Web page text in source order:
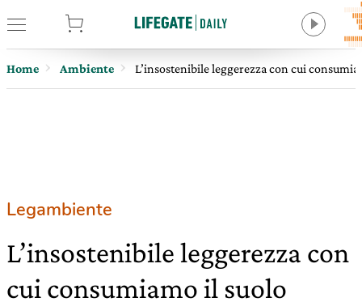
Home Ambiente L’insostenibile leggerezza con cui
Legambiente
L’insostenibile leggerezza con
cui consumiamo il suolo